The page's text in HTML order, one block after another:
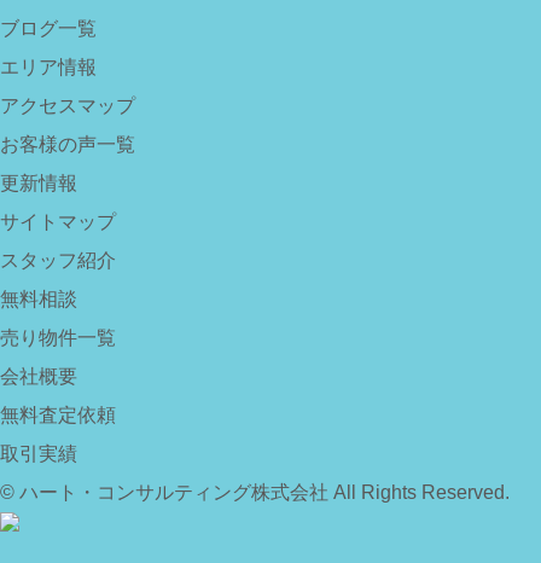
ブログ一覧
エリア情報
アクセスマップ
お客様の声一覧
更新情報
サイトマップ
スタッフ紹介
無料相談
売り物件一覧
会社概要
無料査定依頼
取引実績
© ハート・コンサルティング株式会社 All Rights Reserved.